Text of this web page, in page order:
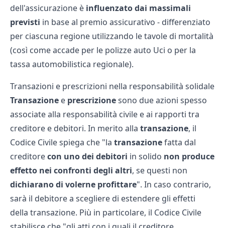
dell'assicurazione è influenzato dai massimali
previsti in base al premio assicurativo - differenziato
per ciascuna regione utilizzando letavole di mortalità
(così come accade per le polizze auto Uci o per la
tassa automobilistica regionale).
Transazioni e prescrizioni nella responsabilità solidale
Transazione e prescrizionesono due azioni spesso
associate alla responsabilità civile e ai rapporti tra
creditore e debitori. In merito alla transazione, il
Codice Civile spiega che "la transazionefatta dal
creditorecon uno dei debitori in solido non produce
effetto nei confronti degli altri, se questi non
dichiarano di volerne profittare". In caso contrario,
sarà il debitore a scegliere di estendere gli effetti
della transazione. Più in particolare, il Codice Civile